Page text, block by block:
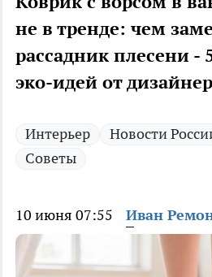
не в тренде: чем
рассадник плесени -
эко-идей от
Интерьер Новости
Советы
10 июня 07:55 Иван